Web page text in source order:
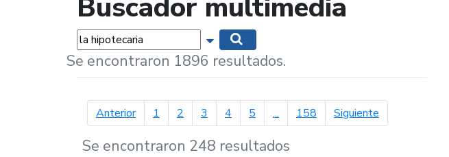
Buscador multimedia
Palabras... Mostrar opciones de búsqueda
Se encontraron 1896 resultados.
Anteriorpágina anterior
1 2 3 4 5 ... 158 Siguientepágina siguiente
Se encontraron 248 resultados